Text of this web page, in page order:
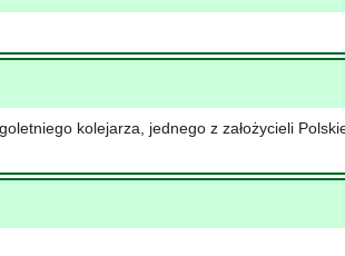
kolejarza, jednego z założycieli